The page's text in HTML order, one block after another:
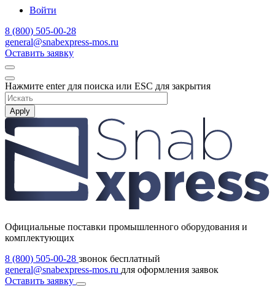
Войти
8 (800) 505-00-28
general@snabexpress-mos.ru
Оставить заявку
Нажмите enter для поиска или ESC для закрытия
Apply
Официальные поставки промышленного оборудования и
комплектующих
8 (800) 505-00-28 звонок бесплатный
general@snabexpress-mos.ru для оформления заявок
Оставить заявку